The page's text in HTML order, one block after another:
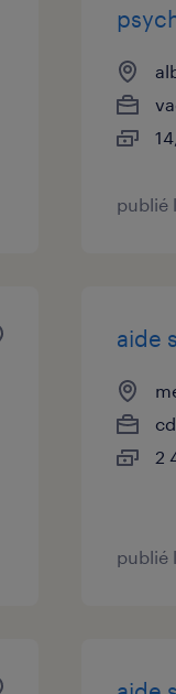
publié
aide
2
publié